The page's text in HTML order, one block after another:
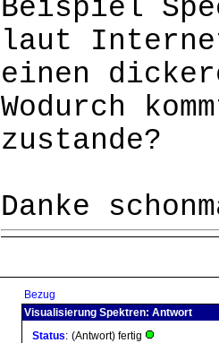
Beispiel
laut
einen
Wodurch
zustande?
Danke
Bezug
Visualisierung Spektren: Antwort
Status: (Antwort) fertig